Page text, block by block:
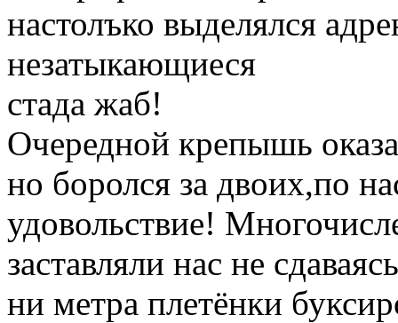
настолъко выделялся
незатыкающиеся
стада жаб!
Очередной крепышь
но боролся за двоих,по
удовольствие!
заставляли нас не
ни метра плетёнки